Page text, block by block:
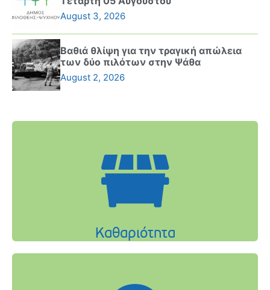
August 3, 2026
Βαθιά θλίψη για την τραγική απώλεια
των δύο πιλότων στην Ψάθα
August 2, 2026